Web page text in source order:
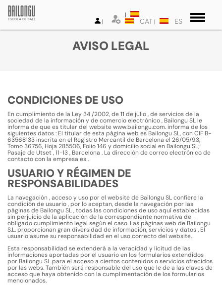
CAT ES
AVISO LEGAL
CONDICIONES DE USO
En cumplimiento de la Ley 34 /2002, de 11 de julio , de servicios de la
sociedad de la información y de comercio electrónico , Bailongu SL le
informa de que es titular del website www.bailongu.com. informa de los
siguientes datos : El titular de esta página web es Bailongu SL, con CIF B-
63568133 inscrita en el Registro Mercantil de Barcelona el 26/05/93,
Tomo 36756, Hoja 285506, Folio 146 y domicilio social en Bailongu SL;
Pasaje de Utset , 11-13 , Barcelona . La dirección de correo electrónico de
contacto con la empresa es.
USUARIO Y RÉGIMEN DE
RESPONSABILIDADES
La navegación , acceso y uso por el website de Bailongu SL confiere la
condición de usuario , por lo aceptan, desde la navegación por las
páginas de Bailongu SL , todas las condiciones de uso aquí establecidas
sin perjuicio de la aplicación de la correspondiente normativa de
obligado cumplimiento legal según el caso. Las páginas web de Bailongu
S.L. proporcionan gran diversidad de información, servicios y datos . El
usuario asume su responsabilidad en el uso correcto del website.
Esta responsabilidad se extenderá a la veracidad y licitud de las
informaciones aportadas por el usuario en los formularios extendidos
por Bailongu SL para el acceso a ciertos contenidos o servicios ofrecidos
por las webs. También será responsable del uso que le de a las claves de
acceso que haya obtenido con la cumplimentación de los formularios
mencionados.